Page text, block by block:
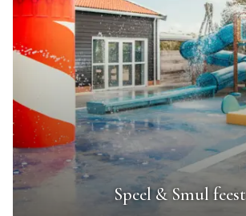
Speel & Smul feest